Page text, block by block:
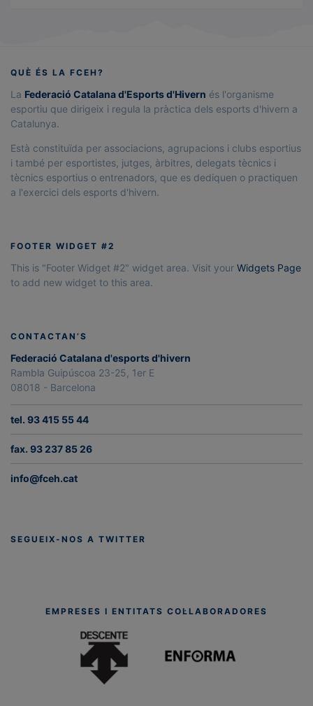
QUÈ ÉS LA FCEH?
La Federació Catalana d'Esports d'Hivern és l'organisme
esportiu que dirigeix i regula la pràctica dels esports d'hivern a
Catalunya.
Està constituïda per associacions, agrupacions i clubs esportius
i també per esportistes, jutges, àrbitres, delegats tècnics i
tècnics esportius o entrenadors, que es dediquen o practiquen
a l'exercici dels esports d'hivern.
FOOTER WIDGET #2
This is "Footer Widget #2" widget area. Visit your Widgets Page
to add new widget to this area.
CONTACTAN’S
Federació Catalana d'esports d'hivern
Rambla Guipúscoa 23-25, 1er E
08018 - Barcelona
tel. 93 415 55 44
fax. 93 237 85 26
info@fceh.cat
SEGUEIX-NOS A TWITTER
EMPRESES I ENTITATS COL·LABORADORES